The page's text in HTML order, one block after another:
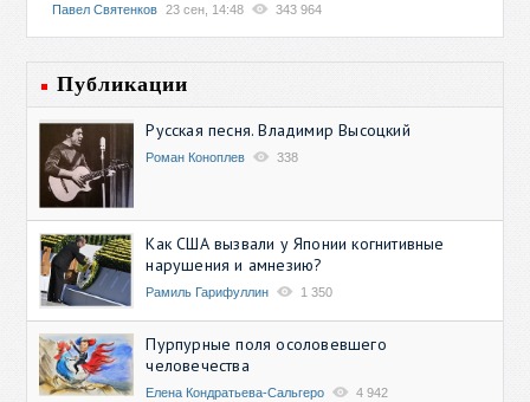
Павел Святенков 23 сен, 14:48 343 964
Публикации
Русская песня. Владимир Высоцкий
Роман Коноплев 338
Как США вызвали у Японии когнитивные
нарушения и амнезию?
Рамиль Гарифуллин 1 350
Пурпурные поля осоловевшего
человечества
Елена Кондратьева-Сальгеро 4 942